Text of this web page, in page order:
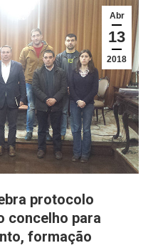
Abr
13
2018
protocolo
concelho para
formação